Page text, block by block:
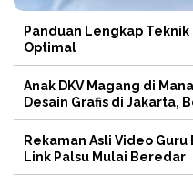
Panduan Lengkap
Optimal
Anak DKV Magang di
Desain Grafis di Jakarta,
Rekaman Asli Video
Link Palsu Mulai Beredar